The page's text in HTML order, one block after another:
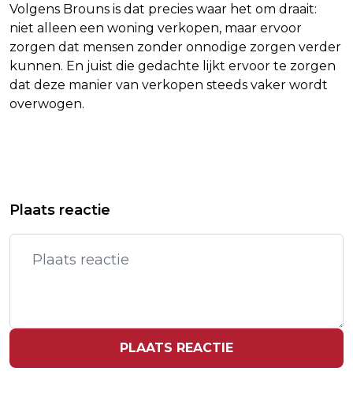
Volgens Brouns is dat precies waar het om draait:
niet alleen een woning verkopen, maar ervoor
zorgen dat mensen zonder onnodige zorgen verder
kunnen. En juist die gedachte lijkt ervoor te zorgen
dat deze manier van verkopen steeds vaker wordt
overwogen.
BETALEN REKENING VAN KABINET
MADELEINE WENST JARIGE DOCHTER
'FANTASTISCH PAARDENJAAR' TOE
Plaats reactie
PLAATS REACTIE